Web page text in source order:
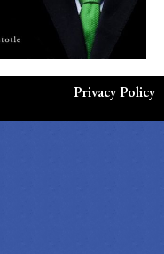
Privacy Policy